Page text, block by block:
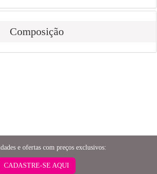
Composição
e ofertas com preços exclusivos:
CADASTRE-SE AQUI